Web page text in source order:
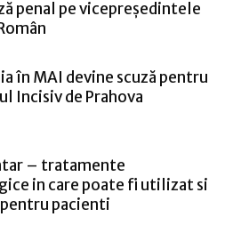
penal pe vicepreședintele
în MAI devine scuză pentru
Incisiv de Prahova
– tratamente
in care poate fi utilizat si
pacienti